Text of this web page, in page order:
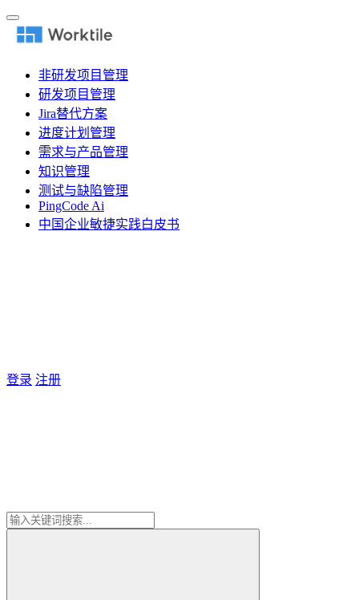
非研发项目管理
研发项目管理
Jira替代方案
进度计划管理
需求与产品管理
知识管理
测试与缺陷管理
PingCode Ai
中国企业敏捷实践白皮书
登录 注册